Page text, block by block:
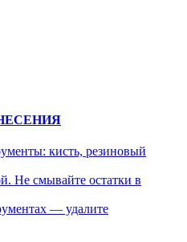
кисть, резиновый
Не смывайте остатки в
— удалите